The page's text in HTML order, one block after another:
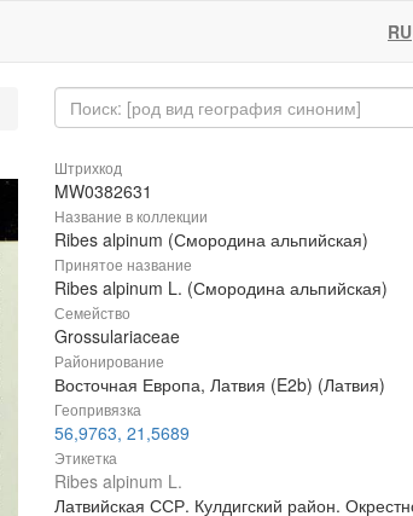
RU
Штрихкод
MW0382631
Название в коллекции
Ribes alpinum (Смородина альпийская)
Принятое название
Ribes alpinum L. (Смородина альпийская)
Семейство
Grossulariaceae
Районирование
Восточная Европа, Латвия (E2b) (Латвия)
Геопривязка
56,9763, 21,5689
Этикетка
Ribes alpinum L.
Латвийская ССР. Кулдигский район.